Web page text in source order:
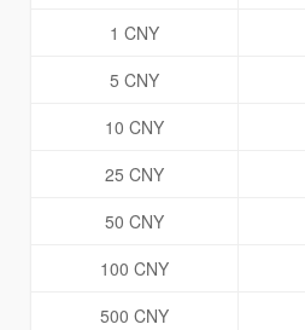
1 CNY
5 CNY
10 CNY
25 CNY
50 CNY
100 CNY
500 CNY